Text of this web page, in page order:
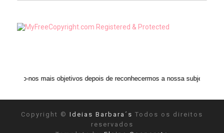
objetivos depois de reconhecermos a nossa subjetividade." ANAIS NIN
Copyright © Ideias Barbara´s Todos os direitos
reservados